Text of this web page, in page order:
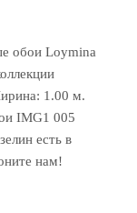
обои Loymina
1.00 м.
IMG1 005
есть в
нам!